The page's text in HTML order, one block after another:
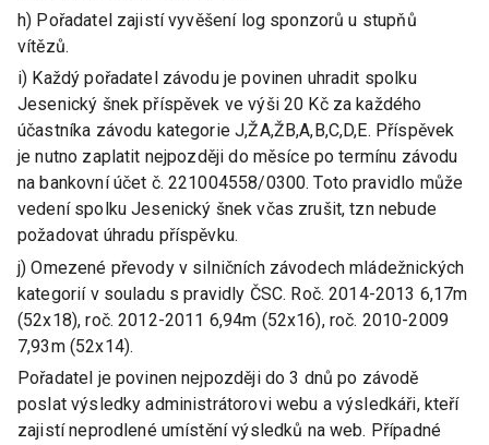
h) Pořadatel zajistí vyvěšení log sponzorů u stupňů
vítězů.
i) Každý pořadatel závodu je povinen uhradit spolku
Jesenický šnek příspěvek ve výši 20 Kč za každého
účastníka závodu kategorie J,ŽA,ŽB,A,B,C,D,E. Příspěvek
je nutno zaplatit nejpozději do měsíce po termínu závodu
na bankovní účet č. 221004558/0300. Toto pravidlo může
vedení spolku Jesenický šnek včas zrušit, tzn nebude
požadovat úhradu příspěvku.
j) Omezené převody v silničních závodech mládežnických
kategorií v souladu s pravidly ČSC. Roč. 2014-2013 6,17m
(52x18), roč. 2012-2011 6,94m (52x16), roč. 2010-2009
7,93m (52x14).
Pořadatel je povinen nejpozději do 3 dnů po závodě
poslat výsledky administrátorovi webu a výsledkáři, kteří
zajistí neprodlené umístění výsledků na web. Případné